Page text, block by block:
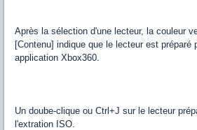
Après la sélection d'une lecteur, la couleur
[Contenu] indique que le lecteur est préparé
application Xbox360.
Un doube-clique ou Ctrl+J sur le lecteur
l'extration ISO.